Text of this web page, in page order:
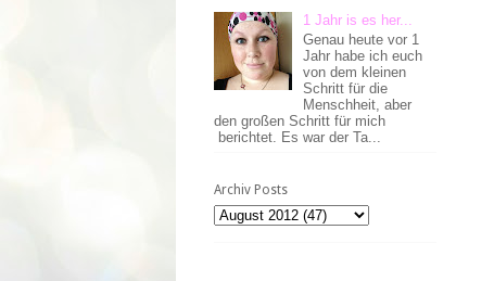
1 Jahr is es her...
Genau heute vor 1
Jahr habe ich euch
von dem kleinen
Schritt für die
Menschheit, aber
den großen Schritt für mich
berichtet. Es war der Ta...
Archiv Posts